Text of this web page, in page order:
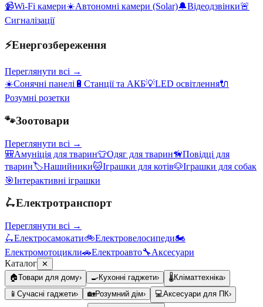
📹Wi-Fi камери☀️Автономні камери (Solar)🔔Відеодзвінки🚨
Сигналізації
⚡Енергозбереження
Переглянути всі →
☀️Сонячні панелі 🔋 Станції та АКБ💡LED освітлення🔌
Розумні розетки
🐾Зоотовари
Переглянути всі →
🎒Амуніція для тварин👕Одяг для тварин🦮Повідці для
тварин🏷️Нашийники🐱Іграшки для котів🐶Іграшки для собак
🎯Інтерактивні іграшки
🛴Електротранспорт
Переглянути всі →
🛴Електросамокати🚲Електровелосипеди🏍️
Електромотоцикли🚗Електроавто🔧Аксесуари
Каталог ✕
🏠Товари для дому› 🍳Кухонні гаджети› 🌡️Кліматтехніка›
📱 Сучасні гаджети› 🏡Розумний дім› 💻Аксесуари для ПК›